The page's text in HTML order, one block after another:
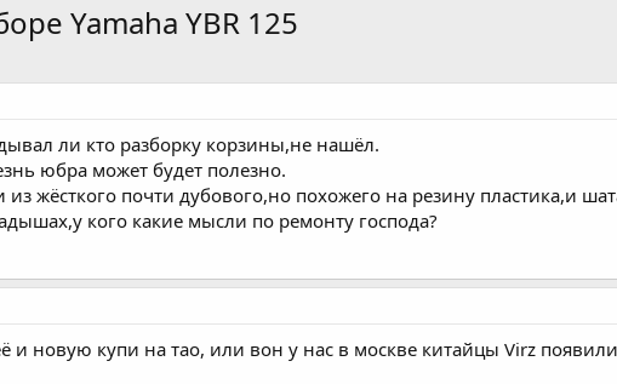
Yamaha YBR 125
ли кто разборку корзины,не нашёл.
юбра может будет полезно.
из жёсткого почти дубового,но похожего на резину пластика,и
кого какие мысли по ремонту господа?
и новую купи на тао, или вон у нас в москве китайцы Virz